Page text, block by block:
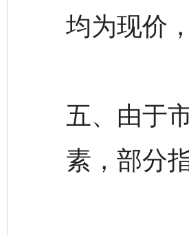
均为现价
五、由于
素，部分